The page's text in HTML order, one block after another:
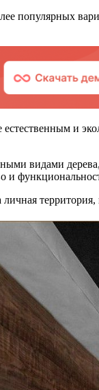
популярных
естественным и
видами
и